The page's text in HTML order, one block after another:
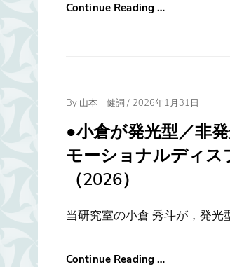
Continue Reading …
By 山本 健詞 / Posted
2026年1月31日
●小倉が発光型／非
モーショナルディス
（2026）
当研究室の小倉 秀斗が，発
Continue Reading …